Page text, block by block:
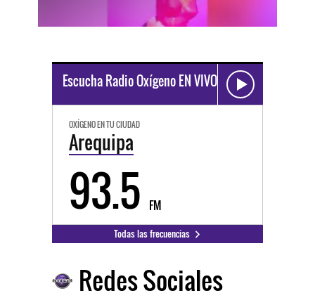
Escucha Radio Oxígeno EN VIVO
OXÍGENO EN TU CIUDAD
Arequipa
93.5 FM
Todas las frecuencias
Redes Sociales